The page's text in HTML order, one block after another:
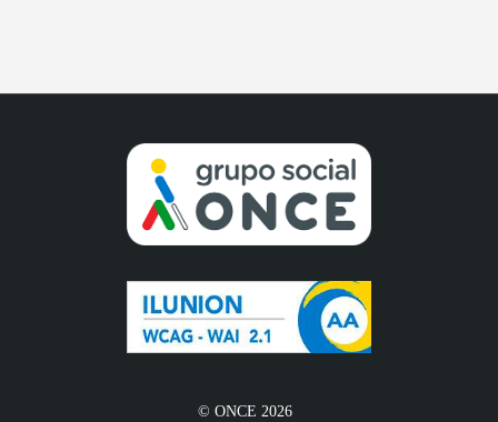
© ONCE 2026